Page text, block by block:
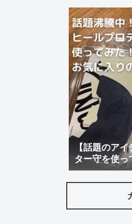
【話題のア
ター守を使っ
装着！